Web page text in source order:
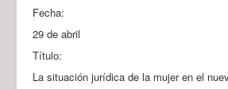
Fecha:
29 de abril
Título:
La situación jurídica de la mujer en el